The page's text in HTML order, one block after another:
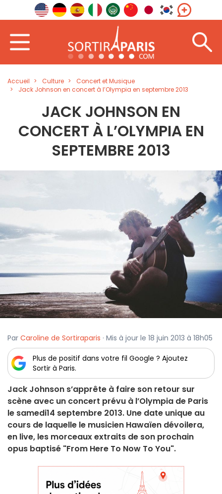
Accueil Culture
Concert et Musique
Jack Johnson en concert à l’Olympia en septembre 2013
JACK JOHNSON EN
CONCERT À L’OLYMPIA EN
SEPTEMBRE 2013
Par Caroline de Sortiraparis · Mis à jour le 18 juin 2013 à 18h05
Plus de positif dans votre fil Google ? Ajoutez
Sortir à Paris.
Jack Johnson s’apprête à faire son retour sur
scène avec un concert prévu à l’Olympia de Paris
le samedi14 septembre 2013. Une date unique au
cours de laquelle le musicien Hawaïen dévoilera,
en live, les morceaux extraits de son prochain
opus baptisé "From Here To Now To You".